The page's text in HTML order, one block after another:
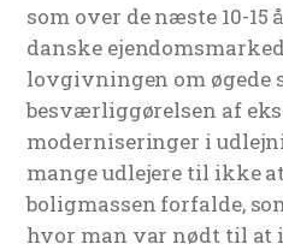
som over de næste 10-
danske
lovgivningen om øgede
besværliggørelsen af
moderniseringer i
mange udlejere til ikke
boligmassen forfalde,
hvor man var nødt til at